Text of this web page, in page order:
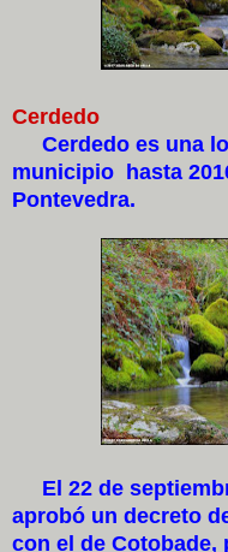
Cerdedo
Cerdedo es una
municipio hasta
Pontevedra.
El 22 de
aprobó un decreto
con el de Cotobade,